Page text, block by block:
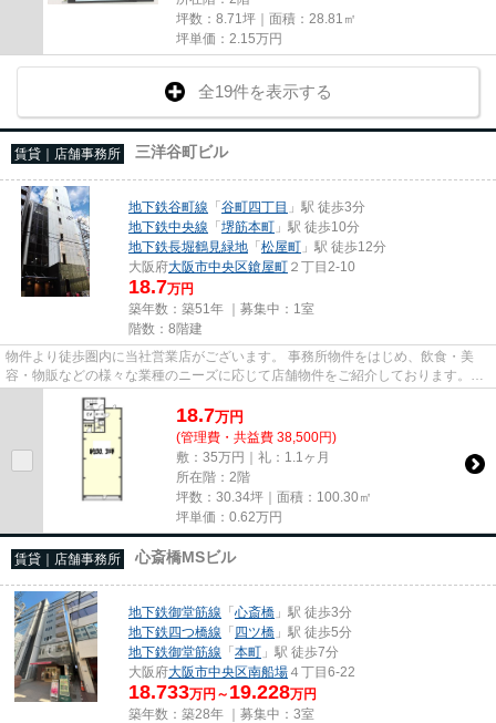
坪数：8.71坪｜面積：28.81㎡
坪単価： 2.15万円
全19件を表示する
賃貸｜店舗事務所 三洋谷町ビル
地下鉄谷町線 「谷町四丁目 」駅 徒歩3分
地下鉄中央線 「堺筋本町 」駅 徒歩10分
地下鉄長堀鶴見緑地 「松屋町 」駅 徒歩12分
大阪府大阪市中央区鎗屋町 ２丁目2-10
18.7万円
築年数：築51年 ｜募集中： 1室
階数：8階建
物件より徒歩圏内に当社営業店がございます。 事務所物件をはじめ、飲食・美
容・物販などの様々な業種のニーズに応じて店舗物件をご紹介しております。
尚、弊社ではおとり広告は一切...
18.7万円
(管理費・共益費 38,500円)
敷：35万円｜礼：1.1ヶ月
所在階：2階
坪数：30.34坪｜面積：100.30㎡
坪単価： 0.62万円
賃貸｜店舗事務所 心斎橋MSビル
地下鉄御堂筋線 「心斎橋 」駅 徒歩3分
地下鉄四つ橋線 「四ツ橋 」駅 徒歩5分
地下鉄御堂筋線 「本町 」駅 徒歩7分
大阪府大阪市中央区南船場 ４丁目6-22
18.733万円～ 19.228万円
築年数：築28年 ｜募集中： 3室